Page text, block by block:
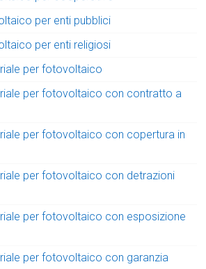
per enti pubblici
per enti religiosi
per fotovoltaico
per fotovoltaico con contratto a
per fotovoltaico con copertura in
per fotovoltaico con detrazioni
per fotovoltaico con esposizione
per fotovoltaico con garanzia